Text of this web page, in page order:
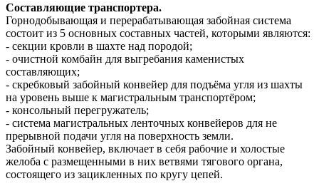
Составляющие транспортера.
Горнодобывающая и перерабатывающая забойная система
состоит из 5 основных составных частей, которыми являются:
- секции кровли в шахте над породой;
- очистной комбайн для выгребания каменистых
составляющих;
- скребковый забойный конвейер для подъёма угля из шахты
на уровень выше к магистральным транспортёром;
- консольный перегружатель;
- система магистральных ленточных конвейеров для не
прерывной подачи угля на поверхность земли.
Забойный конвейер, включает в себя рабочие и холостые
желоба с размещенными в них ветвями тягового органа,
состоящего из зацикленных по кругу цепей.